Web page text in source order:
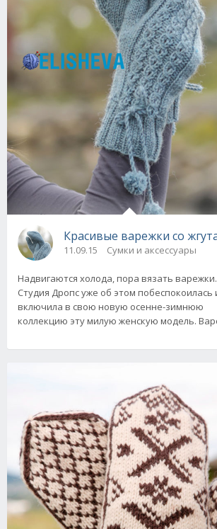
Красивые варежки со
11.09.15 Сумки и аксессуары
Надвигаются холода, пора вязать варежки.
Студия Дропс уже об этом побеспокоилась
включила в свою новую осенне-зимнюю
коллекцию эту милую женскую модель.